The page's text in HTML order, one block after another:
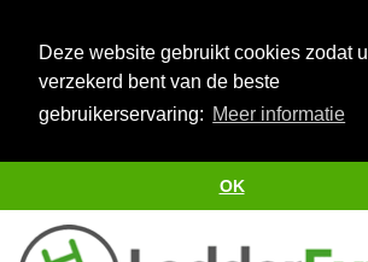
Deze website gebruikt cookies zodat u
verzekerd bent van de beste
gebruikerservaring: Meer informatie
OK